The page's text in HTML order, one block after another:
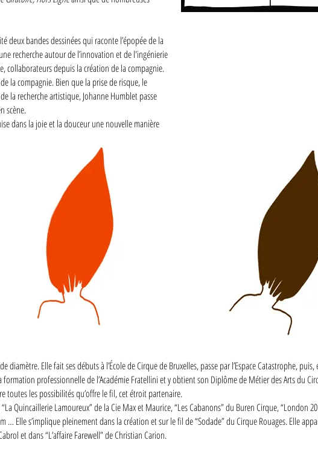
Elle fait ses débuts à l’École de Cirque de Bruxelles, passe par l’Espace Catastrophe, puis,
professionnelle de l’Académie Fratellini et y obtient son Diplôme de Métier des Arts du
toutes les possibilités qu’offre le fil, cet étroit partenaire.
Quincaillerie Lamoureux” de la Cie Max et Maurice, “Les Cabanons” du Buren Cirque, “London
… Elle s’implique pleinement dans la création et sur le fil de “Sodade” du Cirque Rouages. Elle
et dans “L’affaire Farewell” de Christian Carion.
deux bandes dessinées qui raconte l’épopée de la
recherche autour de l’innovation et de l'ingénierie
collaborateurs depuis la création de la compagnie.
la compagnie. Bien que la prise de risque, le
la recherche artistique, Johanne Humblet passe
scène.
dans la joie et la douceur une nouvelle manière